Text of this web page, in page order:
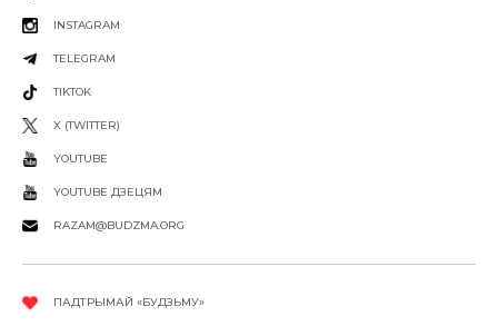
INSTAGRAM
TELEGRAM
TIKTOK
X (TWITTER)
YOUTUBE
YOUTUBE ДЗЕЦЯМ
RAZAM@BUDZMA.ORG
ПАДТРЫМАЙ «БУДЗЬМУ»